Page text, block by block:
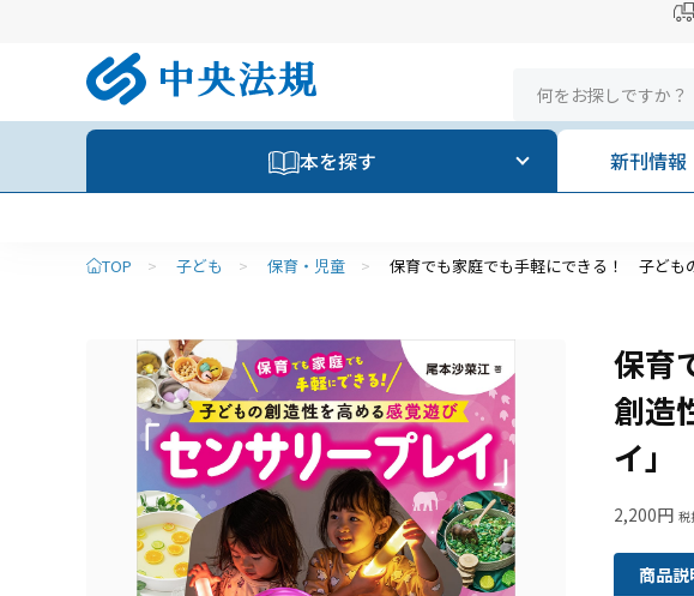
本を探す 新刊情報
コンビニ決
TOP > 子ども > 保育・児童 > 保育でも家庭でも手軽にできる！ 子ども
保育
創造
イ」
2,200円
商品説